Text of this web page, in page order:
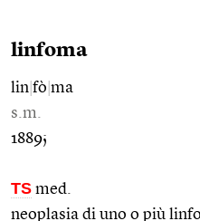
linfoma
lin fò ma
s.m.
1889;
TS med.
neoplasia di uno o più